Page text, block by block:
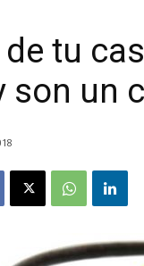
tu
son un